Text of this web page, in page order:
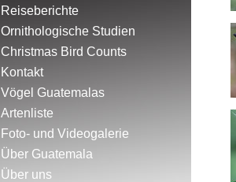
Reiseberichte
Ornithologische Studien
Christmas Bird Counts
Kontakt
Vögel Guatemalas
Artenliste
Foto- und Videogalerie
Über Guatemala
Über uns